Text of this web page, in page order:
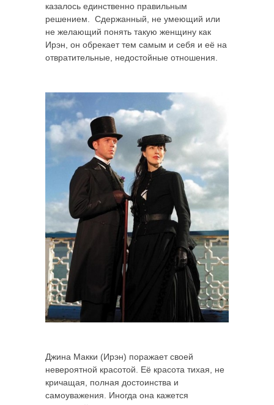
казалось единственно правильным
решением. Сдержанный, не умеющий или
не желающий понять такую женщину как
Ирэн, он обрекает тем самым и себя и её на
отвратительные, недостойные отношения.
Джина Макки (Ирэн) поражает своей
невероятной красотой. Её красота тихая, не
кричащая, полная достоинства и
самоуважения. Иногда она кажется